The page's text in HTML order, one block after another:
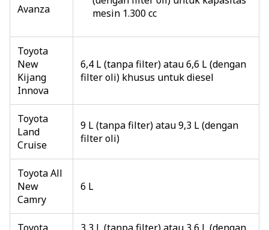
Avanza
mesin 1.300 cc
Toyota
New
Kijang
Innova
6,4 L (tanpa filter) atau 6,6 L (dengan
filter oli) khusus untuk diesel
Toyota
Land
Cruise
9 L (tanpa filter) atau 9,3 L (dengan
filter oli)
Toyota All
New
Camry
6 L